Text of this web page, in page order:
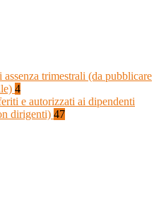
assenza trimestrali (da pubblicare
4
e autorizzati ai dipendenti
dirigenti) 47